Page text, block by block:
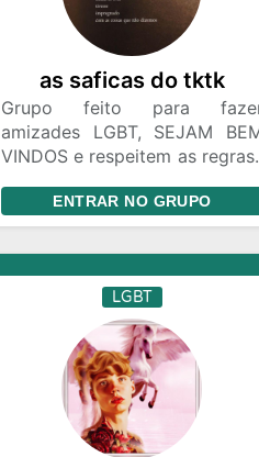
as saficas do tktk
Grupo feito para
amizades LGBT, SEJAM
VINDOS e respeitem as
amizades LGBT, SEJAM BEM
VINDOS e respeitem as
ENTRAR NO GRUPO
LGBT